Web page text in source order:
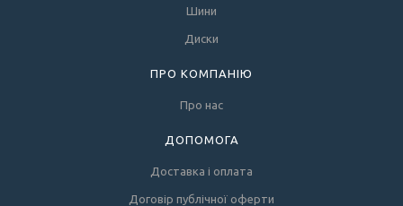
Шини
Диски
ПРО КОМПАНІЮ
Про нас
ДОПОМОГА
Доставка і оплата
Договір публічної оферти